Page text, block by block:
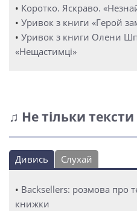
• Коротко. Яскраво.
• Уривок з книги «Герой
• Уривок з книги Олени
«Нещастимці»
♫ Не тільки тексти
Дивись Слухай
• Backsellers: розмова про
книжки